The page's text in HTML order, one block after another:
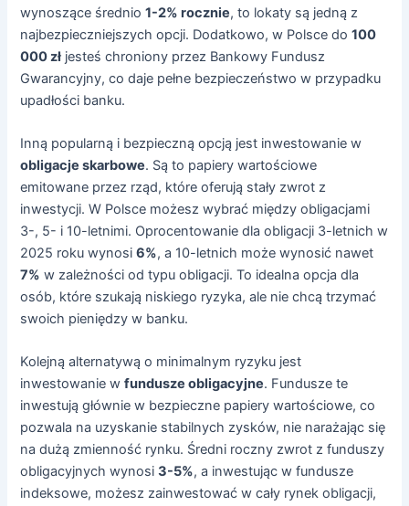
wynoszące średnio1-2% rocznie, to lokaty są jedną z
najbezpieczniejszych opcji. Dodatkowo, w Polsce do100
000 zł jesteś chroniony przez Bankowy Fundusz
Gwarancyjny, co daje pełne bezpieczeństwo w przypadku
upadłości banku.
Inną popularną i bezpieczną opcją jest inwestowanie w
obligacje skarbowe. Są to papiery wartościowe
emitowane przez rząd, które oferują stały zwrot z
inwestycji. W Polsce możesz wybrać między obligacjami
3-, 5- i 10-letnimi. Oprocentowanie dla obligacji 3-letnich w
2025 roku wynosi6%, a 10-letnich może wynosić nawet
7% w zależności od typu obligacji. To idealna opcja dla
osób, które szukają niskiego ryzyka, ale nie chcą trzymać
swoich pieniędzy w banku.
Kolejną alternatywą o minimalnym ryzyku jest
inwestowanie wfundusze obligacyjne. Fundusze te
inwestują głównie w bezpieczne papiery wartościowe, co
pozwala na uzyskanie stabilnych zysków, nie narażając się
na dużą zmienność rynku. Średni roczny zwrot z funduszy
obligacyjnych wynosi3-5%, a inwestując w fundusze
indeksowe, możesz zainwestować w cały rynek obligacji,